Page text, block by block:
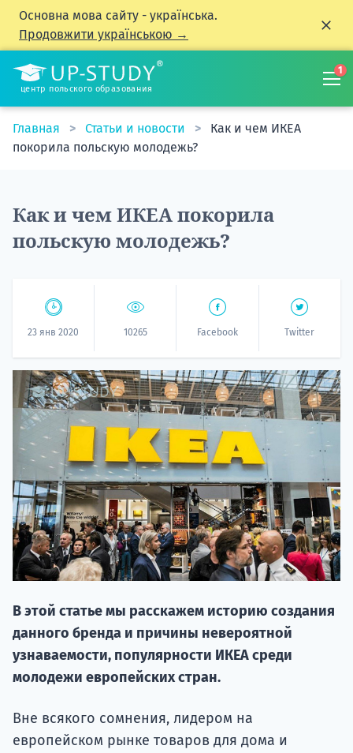
Основна мова сайту - українська.
Продовжити українською →
центр польского образования
1
Главная Статьи и новости
Как и чем ИКЕА
покорила польскую молодежь?
Как и чем ИКЕА покорила
польскую молодежь?
23 янв 2020 10265 Facebook Twitter
В этой статье мы расскажем историю создания
данного бренда и причины невероятной
узнаваемости, популярности ИКЕА среди
молодежи европейских стран.
Вне всякого сомнения, лидером на
европейском рынке товаров для дома и
20.09
НАБОР